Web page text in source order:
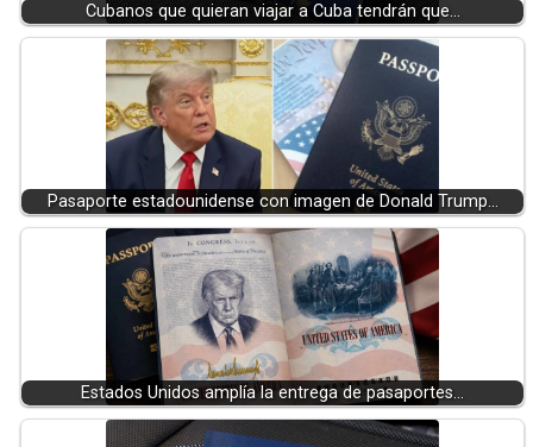
Cubanos que quieran viajar a Cuba tendrán que…
Pasaporte estadounidense con imagen de Donald Trump…
Estados Unidos amplía la entrega de pasaportes…